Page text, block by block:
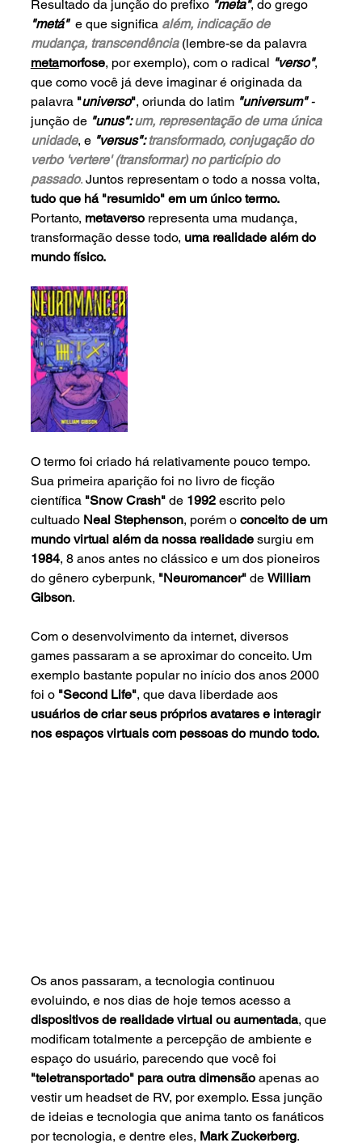
Resultado da junção do prefixo "meta", do grego
"metá" e que significa além, indicação de
mudança, transcendência (lembre-se da palavra
metamorfose, por exemplo), com o radical "verso",
que como você já deve imaginar é originada da
palavra "universo", oriunda do latim "universum" -
junção de "unus": um, representação de uma única
unidade, e "versus": transformado, conjugação do
verbo 'vertere' (transformar) no particípio do
passado. Juntos representam o todo a nossa volta,
tudo que há "resumido" em um único termo.
Portanto, metaverso representa uma mudança,
transformação desse todo, uma realidade além do
mundo físico.
O termo foi criado há relativamente pouco tempo.
Sua primeira aparição foi no livro de ficção
científica "Snow Crash" de 1992 escrito pelo
cultuado Neal Stephenson, porém o conceito de um
mundo virtual além da nossa realidade surgiu em
1984, 8 anos antes no clássico e um dos pioneiros
do gênero cyberpunk, "Neuromancer" de William
Gibson.
Com o desenvolvimento da internet, diversos
games passaram a se aproximar do conceito. Um
exemplo bastante popular no início dos anos 2000
foi o "Second Life", que dava liberdade aos
usuários de criar seus próprios avatares e interagir
nos espaços virtuais com pessoas do mundo todo.
Os anos passaram, a tecnologia continuou
evoluindo, e nos dias de hoje temos acesso a
dispositivos de realidade virtual ou aumentada, que
modificam totalmente a percepção de ambiente e
espaço do usuário, parecendo que você foi
"teletransportado" para outra dimensão apenas ao
vestir um headset de RV, por exemplo. Essa junção
de ideias e tecnologia que anima tanto os fanáticos
por tecnologia, e dentre eles, Mark Zuckerberg.